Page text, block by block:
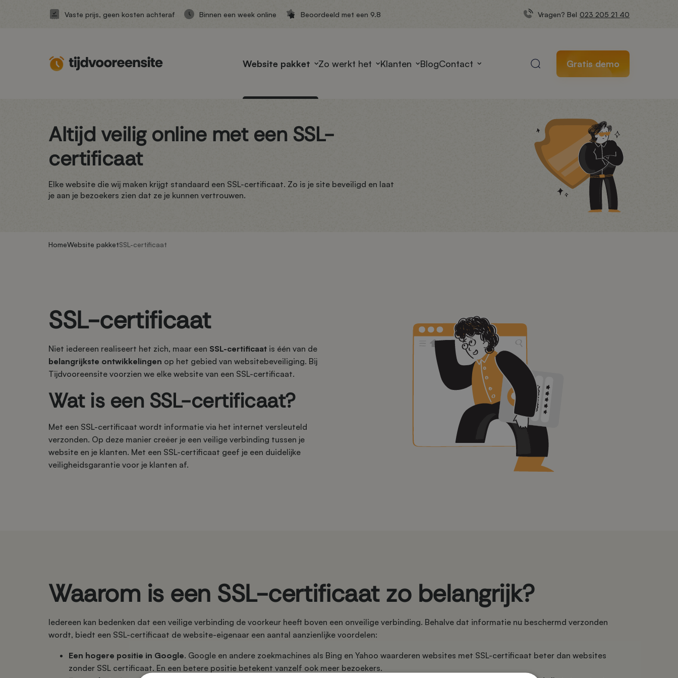
Vaste prijs, geen kosten achteraf Binnen een week online Beoordeeld met een 9.8 Vragen? Bel 023 205 21 40
Website pakket Zo werkt het Klanten BlogContact Gratis demo
Altijd veilig online met een SSL-
certificaat
Elke website die wij maken krijgt standaard een SSL-certificaat. Zo is je site beveiligd en laat
je aan je bezoekers zien dat ze je kunnen vertrouwen.
HomeWebsite pakketSSL-certificaat
SSL-certificaat
Niet iedereen realiseert het zich, maar een SSL-certificaat is één van de
belangrijkste ontwikkelingen op het gebied van websitebeveiliging. Bij
Tijdvooreensite voorzien we elke website van een SSL-certificaat.
Wat is een SSL-certificaat?
Met een SSL-certificaat wordt informatie via het internet versleuteld
verzonden. Op deze manier creëer je een veilige verbinding tussen je
website en je klanten. Met een SSL-certificaat geef je een duidelijke
veiligheidsgarantie voor je klanten af.
Waarom is een SSL-certificaat zo belangrijk?
Iedereen kan bedenken dat een veilige verbinding de voorkeur heeft boven een onveilige verbinding. Behalve dat informatie nu beschermd verzonden
wordt, biedt een SSL-certificaat de website-eigenaar een aantal aanzienlijke voordelen:
Een hogere positie in Google. Google en andere zoekmachines als Bing en Yahoo waarderen websites met SSL-certificaat beter dan websites
zonder SSL certificaat. En een betere positie betekent vanzelf ook meer bezoekers.